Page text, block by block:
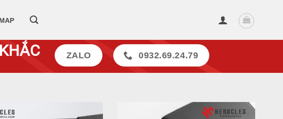
MAP
KHẮC
ZALO 0932.69.24.79